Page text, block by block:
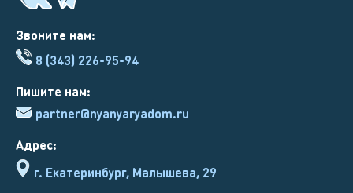
Адрес:
г. Екатеринбург, Малышева, 29
Звоните нам:
8 (343) 226-95-94
Пишите нам:
partner@nyanyaryadom.ru